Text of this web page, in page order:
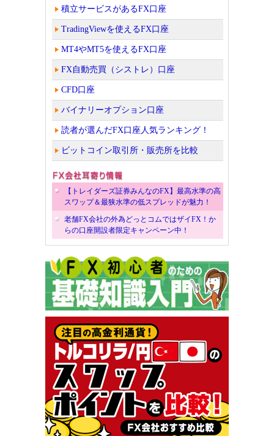
積立サービスがあるFX口座
TradingViewを使えるFX口座
MT4やMT5を使えるFX口座
FX自動売買（シストレ）口座
CFD口座
バイナリーオプション口座
読者が選んだFX口座人気ランキング！
ビットコイン取引所・販売所を比較
【トレイダーズ証券みんなのFX】最高水準の高
スワップ＆最狭水準の低スプレッドが魅力！
老舗FX会社の外為どっとコムではザイFX！か
らの口座開設者限定キャンペーン中！